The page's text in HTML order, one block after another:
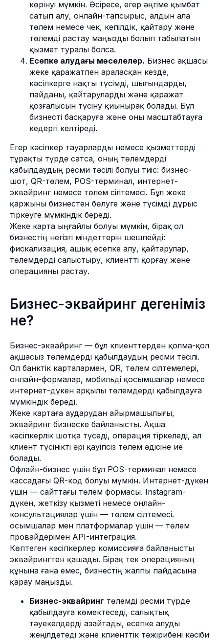
көрінуі мүмкін. Әсіресе, егер әңгіме қымбат
сатып алу, онлайн-тапсырыс, алдын ала
төлем немесе чек, кепілдік, қайтару және
төлемді растау маңызды болып табылатын
қызмет туралы болса.
Есепке алудағы мәселелер. Бизнес ақшасы
жеке қаражатпен араласқан кезде,
кәсіпкерге нақты түсімді, шығындарды,
пайданы, қайтаруларды және қаражат
қозғалысын түсіну қиынырақ болады. Бұл
бизнесті басқаруға және оны масштабтауға
кедергі келтіреді.
Егер кәсіпкер тауарларды немесе қызметтерді
тұрақты түрде сатса, оның төлемдерді
қабылдаудың ресми тәсілі болуы тиіс: бизнес-
шот, QR-төлем, POS-терминал, интернет-
эквайринг немесе төлем сілтемесі. Бұл жеке
қаржыны бизнестен бөлуге және түсімді дұрыс
тіркеуге мүмкіндік береді.
Жеке карта ыңғайлы болуы мүмкін, бірақ ол
бизнестің негізгі міндеттерін шешпейді:
фискализация, ашық есепке алу, қайтарулар,
төлемдерді салыстыру, клиентті қорғау және
операцияны растау.
Бизнес-эквайринг дегеніміз
не?
Бизнес-эквайринг — бұл клиенттерден қолма-қол
ақшасыз төлемдерді қабылдаудың ресми тәсілі.
Ол банктік карталармен, QR, төлем сілтемелері,
онлайн-формалар, мобильді қосымшалар немесе
интернет-дүкен арқылы төлемдерді қабылдауға
мүмкіндік береді.
Жеке картаға аударудан айырмашылығы,
эквайринг бизнеске байланысты. Ақша
кәсіпкерлік шотқа түседі, операция тіркеледі, ал
клиент түсінікті әрі қауіпсіз төлем әдісіне ие
болады.
Офлайн-бизнес үшін бұл POS-терминал немесе
кассадағы QR-код болуы мүмкін. Интернет-дүкен
үшін — сайттағы төлем формасы. Instagram-
дүкен, жеткізу қызметі немесе онлайн-
консультациялар үшін — төлем сілтемесі.
Қосымшалар мен платформалар үшін — төлем
провайдерімен API-интеграция.
Көптеген кәсіпкерлер комиссияға байланысты
эквайрингтен қашады. Бірақ тек операцияның
құнына ғана емес, бизнестің жалпы пайдасына
қарау маңызды.
Бизнес-эквайринг төлемді ресми түрде
қабылдауға көмектеседі, салықтық
тәуекелдерді азайтады, есепке алуды
жеңілдетеді және клиенттік тәжірибені кәсіби